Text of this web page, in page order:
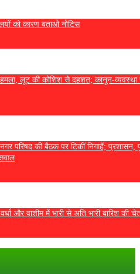
को कारण बताओ नोटिस
हमला, लूट की कोशिश से दहशत; कानून-व्यवस्था
परिषद की बैठक पर टिकीं निगाहें; प्रशासन,
और वाशीम में भारी से अति भारी बारिश की